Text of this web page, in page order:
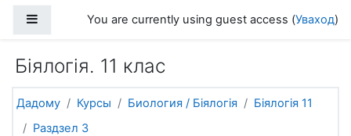
Side panelYou are currently using guest access (Уваход)
Біялогія. 11 клас
Дадому Курсы Биология / Біялогія
Біялогія 11
Раздзел 3